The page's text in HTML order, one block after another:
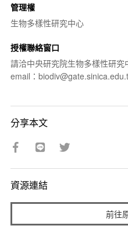
管理權
生物多樣性研究中心
授權聯絡窗口
請洽中央研究院生物多樣性研究
email：
分享本文
資源連結
前往